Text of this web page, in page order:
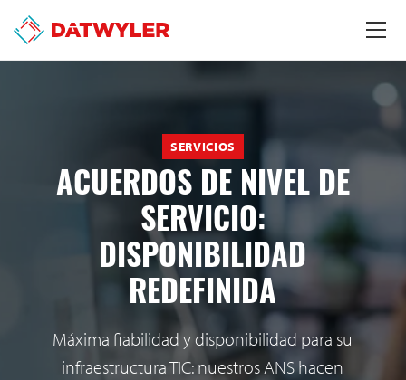
SERVICIOS
ACUERDOS DE NIVEL DE
SERVICIO:
DISPONIBILIDAD
REDEFINIDA
Máxima fiabilidad y disponibilidad para su
infraestructura TIC: nuestros ANS hacen